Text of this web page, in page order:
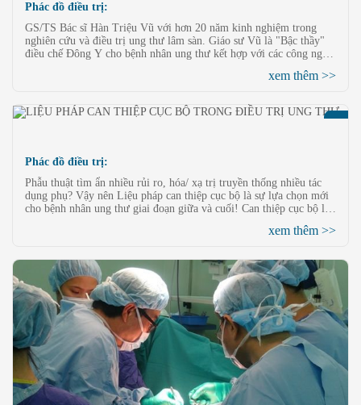
Phác đồ điều trị:
GS/TS Bác sĩ Hàn Triệu Vũ với hơn 20 năm kinh nghiệm trong
nghiên cứu và điều trị ung thư lâm sàn. Giáo sư Vũ là "Bậc thầy"
điều chế Đông Y cho bệnh nhân ung thư kết hợp với các công nghệ
Đông y tuyệt vời và đạo đức cao quý của của người Thầy thuốc
yêu quý và đánh giá rất cao.
xem thêm >>
Phác đồ điều trị:
Phẫu thuật tìm ẩn nhiều rủi ro, hóa/ xạ trị truyền thống nhiều tác
dụng phụ? Vậy nên Liệu pháp can thiệp cục bộ là sự lựa chọn mới
cho bệnh nhân ung thư giai đoạn giữa và cuối! Can thiệp cục bộ là
phát và cả thứ phát (di căn) cho dù là nhỏ nhất, hơn nữa liệu pháp
phụ như phương pháp hóa / xạ trị truyền thống.
xem thêm >>